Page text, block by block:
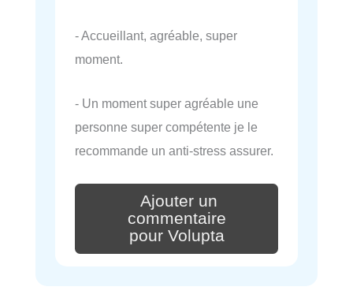
- Accueillant, agréable, super
moment.
- Un moment super agréable une
personne super compétente je le
recommande un anti-stress assurer.
Ajouter un
commentaire
pour Volupta